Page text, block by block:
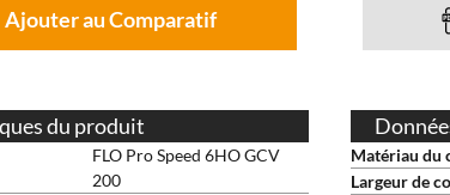
Ajouter au Comparatif
du produit
FLO Pro Speed 6HO GCV
200
Matériau du
Largeur de